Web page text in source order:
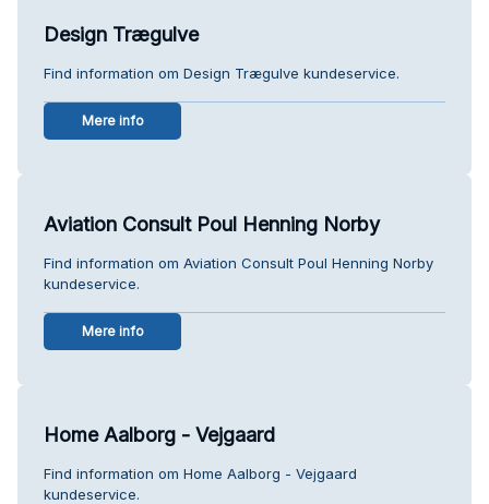
Design Trægulve
Find information om Design Trægulve kundeservice.
Mere info
Aviation Consult Poul Henning Norby
Find information om Aviation Consult Poul Henning Norby
kundeservice.
Mere info
Home Aalborg - Vejgaard
Find information om Home Aalborg - Vejgaard
kundeservice.